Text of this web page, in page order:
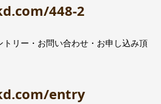
448-2
リー・お問い合わせ・お申し込み頂
entry